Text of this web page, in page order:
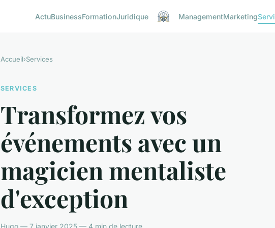
ActuBusinessFormationJuridique ManagementMarketing
Accueil›Services
SERVICES
Transformez vos
événements avec un
magicien mentaliste
d'exception
Hugo — 7 janvier 2025 — 4 min de lecture